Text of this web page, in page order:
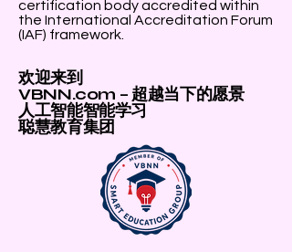
certification body accredited within
the International Accreditation Forum
(IAF) framework.
欢迎来到
VBNN.com – 超越当下的愿景
人工智能智能学习
聪慧教育集团